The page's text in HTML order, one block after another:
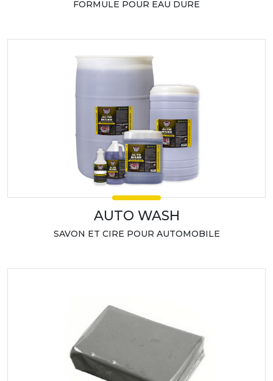
FORMULE POUR EAU DURE
AUTO WASH
SAVON ET CIRE POUR AUTOMOBILE